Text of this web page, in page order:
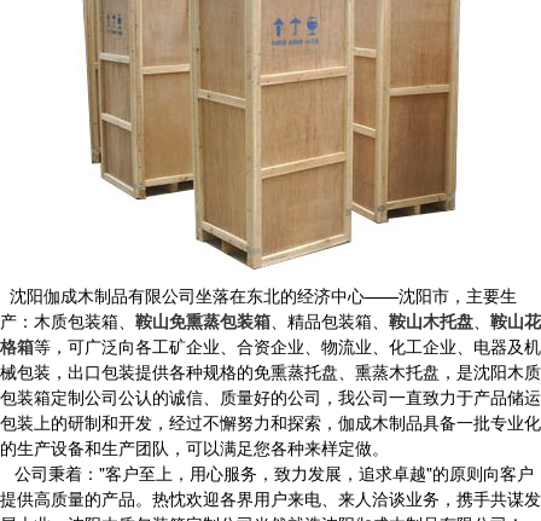
沈阳伽成木制品有限公司坐落在东北的经济中心——沈阳市，主要生
产：木质包装箱、 鞍山免熏蒸包装箱、精品包装箱、 鞍山木托盘、 鞍山花
格箱等，可广泛向各工矿企业、合资企业、物流业、化工企业、电器及机
械包装，出口包装提供各种规格的免熏蒸托盘、熏蒸木托盘，是沈阳木质
包装箱定制公司公认的诚信、质量好的公司，我公司一直致力于产品储运
包装上的研制和开发，经过不懈努力和探索，伽成木制品具备一批专业化
的生产设备和生产团队，可以满足您各种来样定做。
公司秉着："客户至上，用心服务，致力发展，追求卓越"的原则向客户
提供高质量的产品。热忱欢迎各界用户来电、来人洽谈业务，携手共谋发